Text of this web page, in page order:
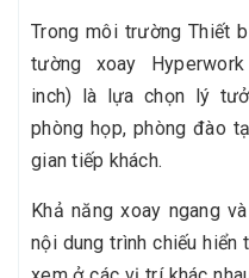
Trong môi trường Thiết
tường xoay Hyperwork
inch) là lựa chọn lý
phòng họp, phòng đào
gian tiếp khách.
Khả năng xoay ngang
nội dung trình chiếu hiển